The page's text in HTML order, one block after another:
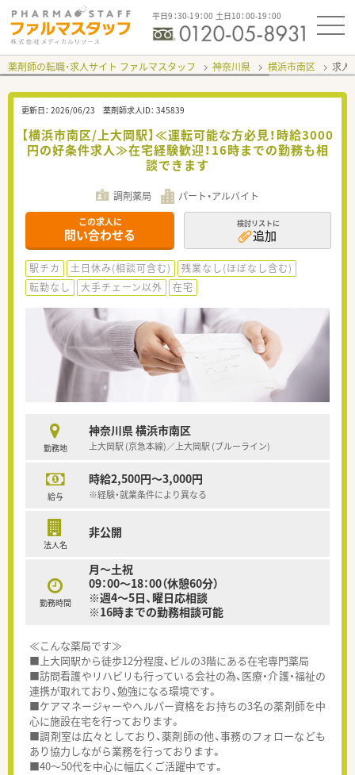
平日9：30-19：00 土日10：00-19：00
薬剤師の転職・求人サイト ファルマスタッフ 神奈川県 横浜市南区 求人
更新日： 2026/06/23 薬剤師求人ID： 345839
【横浜市南区/上大岡駅】≪運転可能な方必見！時給3000
円の好条件求人≫在宅経験歓迎！16時までの勤務も相
談できます
調剤薬局 パート・アルバイト
この求人に
問い合わせる
検討リストに
追加
駅チカ 土日休み(相談可含む)
残業なし(ほぼなし含む)
転勤なし
大手チェーン以外 在宅
勤務地
神奈川県 横浜市南区
上大岡駅 (京急本線)／上大岡駅 (ブルーライン)
給与
時給2,500円～3,000円
※経験・就業条件により異なる
法人名
非公開
勤務時間
月～土祝
09：00～18：00（休憩60分）
※週4～5日、曜日応相談
※16時までの勤務相談可能
≪こんな薬局です≫
■上大岡駅から徒歩12分程度、ビルの3階にある在宅専門薬局
■訪問看護やリハビリも行っている会社の為、医療・介護・福祉の
連携が取れており、勉強になる環境です。
■ケアマネージャーやヘルパー資格をお持ちの3名の薬剤師を中
心に施設在宅を行っております。
■調剤室は広々としており、薬剤師の他、事務のフォローなども
あり協力しながら業務を行っております。
■40～50代を中心に幅広くご活躍中です。